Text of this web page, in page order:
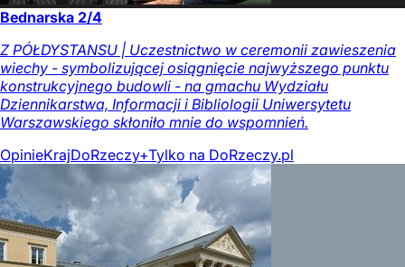
Bednarska 2/4
Z PÓŁDYSTANSU | Uczestnictwo w ceremonii zawieszenia
wiechy - symbolizującej osiągnięcie najwyższego punktu
konstrukcyjnego budowli - na gmachu Wydziału
Dziennikarstwa, Informacji i Bibliologii Uniwersytetu
Warszawskiego skłoniło mnie do wspomnień.
OpinieKrajDoRzeczy+Tylko na DoRzeczy.pl